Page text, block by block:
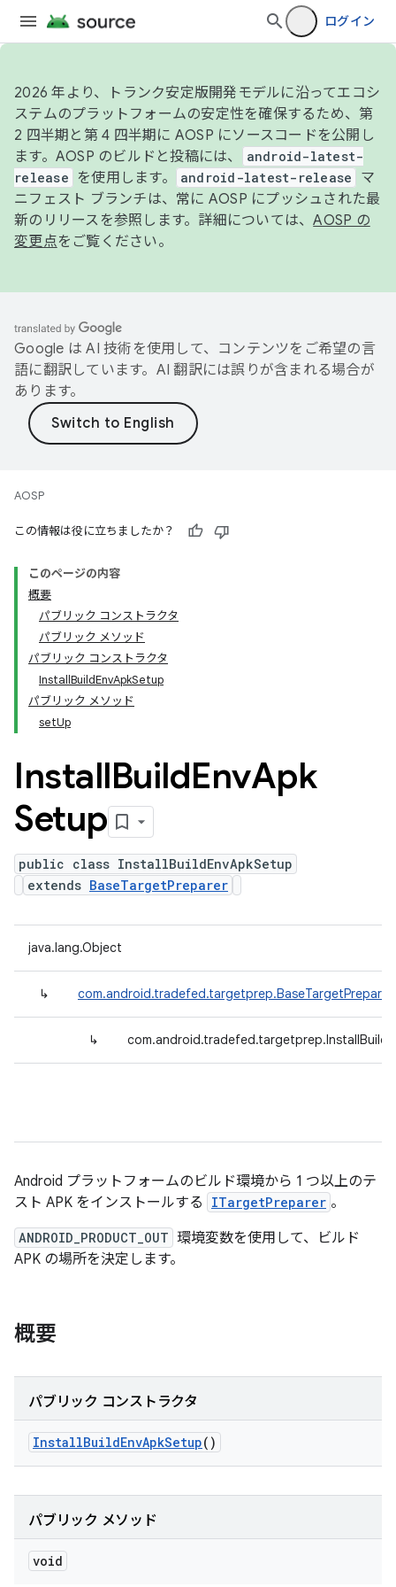
ログイン
2026 年より、トランク安定版開発モデルに沿ってエコシ
ステムのプラットフォームの安定性を確保するため、第
2 四半期と第 4 四半期に AOSP にソースコードを公開し
ます。AOSP のビルドと投稿には、
android-latest-
release
を使用します。 android-latest-release
マ
ニフェスト ブランチは、常に AOSP にプッシュされた最
新のリリースを参照します。詳細については、AOSP の
変更点をご覧ください。
Google は AI 技術を使用して、コンテンツをご希望の言
語に翻訳しています。AI 翻訳には誤りが含まれる場合が
あります。
AOSP
この情報は役に立ちましたか？
このページの内容
概要
パブリック コンストラクタ
パブリック メソッド
パブリック コンストラクタ
InstallBuildEnvApkSetup
パブリック メソッド
setUp
InstallBuildEnvApk
Setup
public class InstallBuildEnvApkSetup
extends BaseTargetPreparer
java.lang.Object
↳ com.android.tradefed.targetprep.BaseTargetPreparer
↳
Android プラットフォームのビルド環境から 1 つ以上のテ
スト APK をインストールする
ITargetPreparer 。
ANDROID_PRODUCT_OUT 環境変数を使用して、ビルド
APK の場所を決定します。
概要
パブリック コンストラクタ
InstallBuildEnvApkSetup()
パブリック メソッド
void